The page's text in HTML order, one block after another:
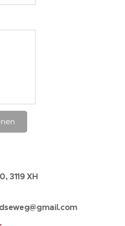
3119 XH